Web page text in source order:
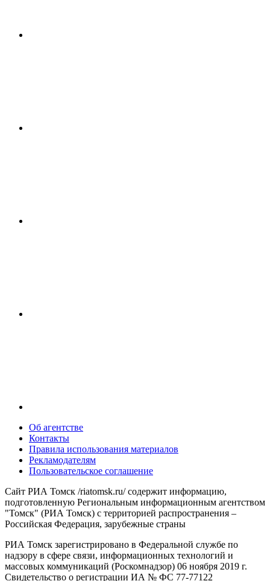
Об агентстве
Контакты
Правила использования материалов
Рекламодателям
Пользовательское соглашение
Сайт РИА Томск /riatomsk.ru/ содержит информацию,
подготовленную Региональным информационным агентством
"Томск" (РИА Томск) с территорией распространения –
Российская Федерация, зарубежные страны
РИА Томск зарегистрировано в Федеральной службе по
надзору в сфере связи, информационных технологий и
массовых коммуникаций (Роскомнадзор) 06 ноября 2019 г.
Свидетельство о регистрации ИА № ФС 77-77122